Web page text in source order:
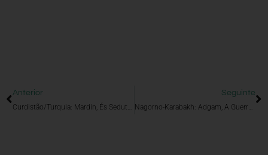
Anterior
Seguinte
Nagorno-Karabakh: Adgam, A Guerra Tornou-Te Um Fantasma